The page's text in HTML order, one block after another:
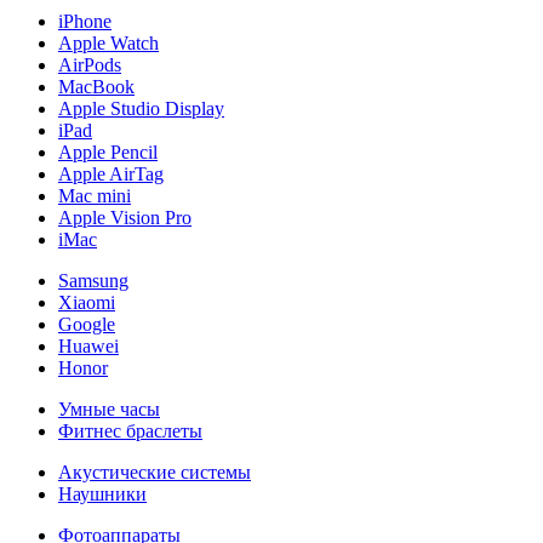
iPhone
Apple Watch
AirPods
MacBook
Apple Studio Display
iPad
Apple Pencil
Apple AirTag
Mac mini
Apple Vision Pro
iMac
Samsung
Xiaomi
Google
Huawei
Honor
Умные часы
Фитнес браслеты
Акустические системы
Наушники
Фотоаппараты